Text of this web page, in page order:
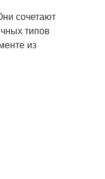
сочетают
типов
из